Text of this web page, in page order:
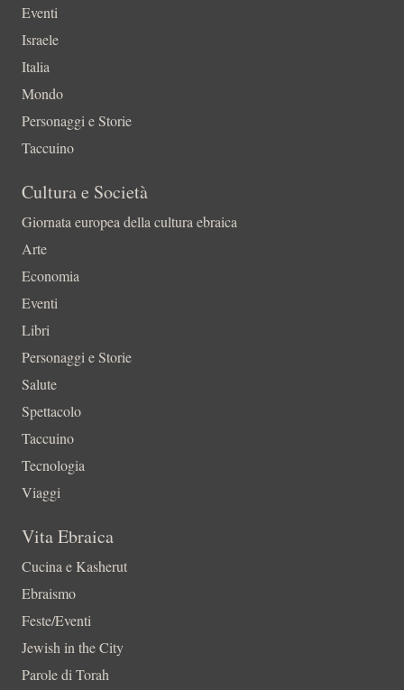
Eventi
Israele
Italia
Mondo
Personaggi e Storie
Taccuino
Cultura e Società
Giornata europea della cultura ebraica
Arte
Economia
Eventi
Libri
Personaggi e Storie
Salute
Spettacolo
Taccuino
Tecnologia
Viaggi
Vita Ebraica
Cucina e Kasherut
Ebraismo
Feste/Eventi
Jewish in the City
Parole di Torah